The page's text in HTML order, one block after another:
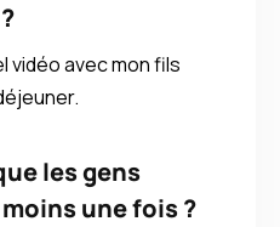
vidéo avec mon fils
les gens
une fois ?